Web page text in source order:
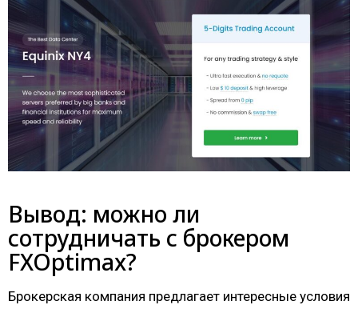
Вывод: можно ли
сотрудничать с брокером
FXOptimax?
Брокерская компания предлагает интересные условия